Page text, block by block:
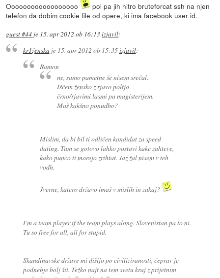
Oooooooooooooooooo
pol pa jih hitro bruteforcat ssh na njen
telefon da dobim cookie file od opere, ki ima facebook user id.
guest #44 je 15. apr 2012 ob 16:13izjavil:
kr1ženskaje 15. apr 2012 ob 15:35izjavil:
Ramon
ne, samo pametne še nisem srečal.
Iščem žensko z rjavo poltjo
črno/rjavimi lasmi pa magisterijem.
Maš kakšno ponudbo?
Mislim, da bi bil ti odličen kandidat za speed
dating. Tam se gotovo lahko postavi kake zahteve,
kako punco ti morejo zrihtat. Jaz žal nisem v teh
vodh.
Jverne, katero državo imaš v mislih in zakaj?
I'm a team player if the team plays along. Slovenistan pa to ni.
Tu so free for all, all for stupid.
Skandinavske države mi dišijo po civiliziranosti, čeprav je
podnebje bolj šit. Težko najt na tem svetu kraj z prijetnim